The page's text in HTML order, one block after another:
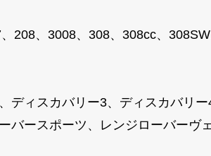
208、3008、308、308cc、
ディスカバリー3、ディスカバリ
バースポーツ、レンジローバー